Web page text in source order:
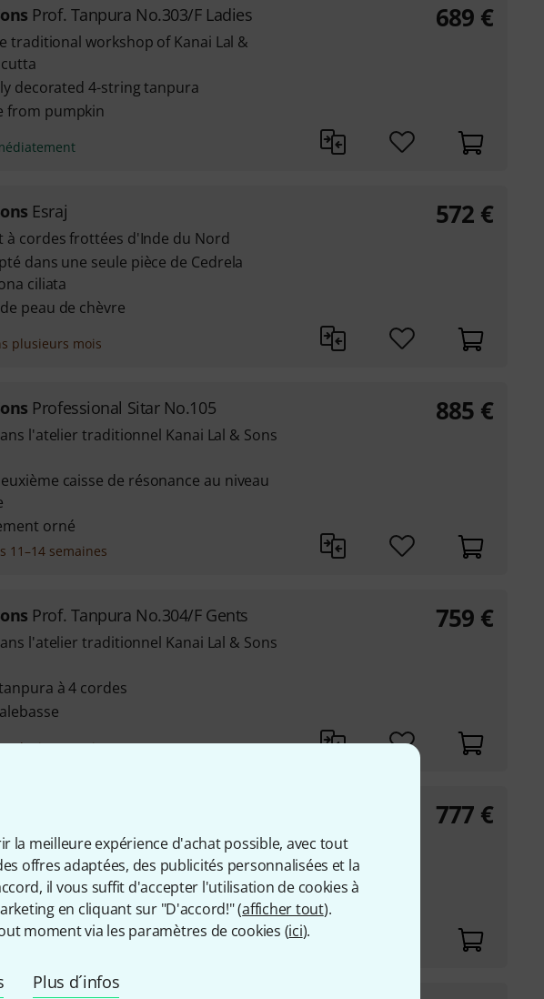
la meilleure expérience d'achat possible, avec tout
offres adaptées, des publicités personnalisées et la
il vous suffit d'accepter l'utilisation de cookies à
en cliquant sur "D'accord!" (afficher tout).
moment via les paramètres de cookies (ici).
Plus d´infos
Prof. Tanpura No.303/F Ladies
traditional workshop of Kanai Lal &
decorated 4-string tanpura
from pumpkin
689 €
Esraj
à cordes frottées d'Inde du Nord
dans une seule pièce de Cedrela
ciliata
peau de chèvre
plusieurs mois
572 €
Professional Sitar No.105
l'atelier traditionnel Kanai Lal & Sons
caisse de résonance au niveau
orné
11–14 semaines
885 €
Prof. Tanpura No.304/F Gents
l'atelier traditionnel Kanai Lal & Sons
à 4 cordes
plusieurs mois
759 €
l'atelier traditionnel Kanai Lal & Sons
orné
777 €